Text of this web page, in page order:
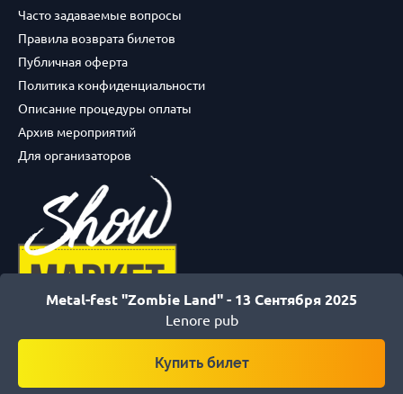
Metal-fest "Zombie Land" - 13 Сентября 2025
Lenore pub
Купить билет
Часто задаваемые вопросы
Правила возврата билетов
Публичная оферта
Политика конфиденциальности
Описание процедуры оплаты
Архив мероприятий
Для организаторов